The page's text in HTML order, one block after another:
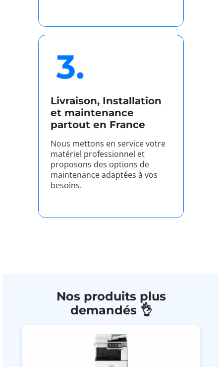
Livraison, Installation
et maintenance
partout en France
Nous mettons en service votre
matériel professionnel et
proposons des options de
maintenance adaptées à vos
besoins.
Nos produits plus
demandés 👌